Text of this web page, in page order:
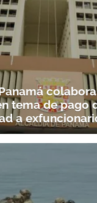
tema de pago
a